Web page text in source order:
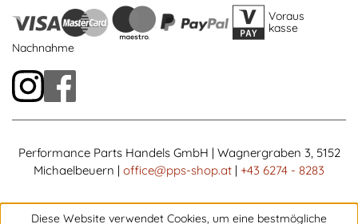
Voraus
kasse
Nachnahme
Performance Parts Handels GmbH | Wagnergraben 3, 5152
Michaelbeuern | office@pps-shop.at | +43 6274 - 8283
Diese Website verwendet Cookies, um eine bestmögliche